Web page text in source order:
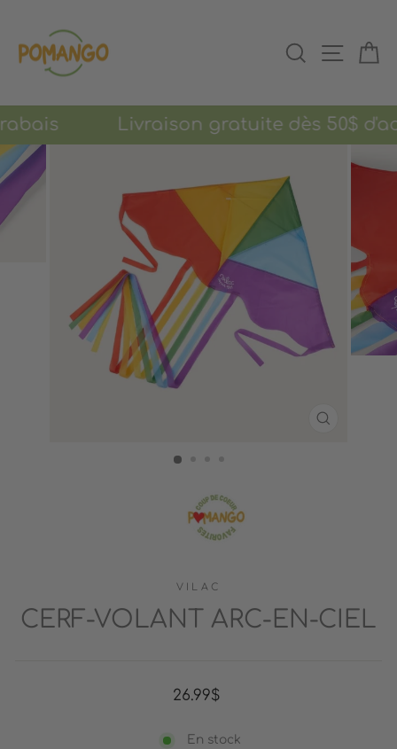
contenu
RECHERCHER
rabais Livraison gratuite dès 50$
VILAC
CERF-VOLANT ARC-EN-CIEL
Prix
26.99$
En stock